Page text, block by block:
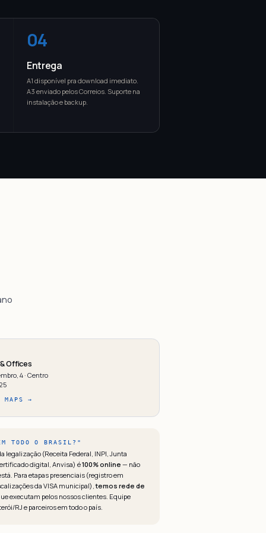
04
Entrega
A1 disponível pra download imediato.
A3 enviado pelos Correios. Suporte na
instalação e backup.
Offices
4 · Centro
MAPS →
TODO O BRASIL?"
legalização (Receita Federal, INPI, Junta
digital, Anvisa) é100% online — não
Para etapas presenciais (registro em
da VISA municipal),temos rede de
executam pelos nossos clientes. Equipe
RJ e parceiros em todo o país.